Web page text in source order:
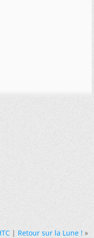
|Retour sur la Lune ! »